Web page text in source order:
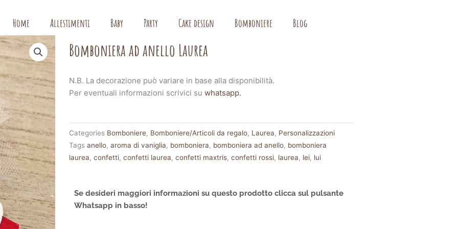
Home Allestimenti Baby Party Cake design Bomboniere Blog
Bomboniera ad anello Laurea
N.B. La decorazione può variare in base alla disponibilità.
Per eventuali informazioni scrivici suwhatsapp.
Categories Bomboniere, Bomboniere/Articoli da regalo, Laurea, Personalizzazioni
Tags anello,aroma di vaniglia, bomboniera, bomboniera ad anello, bomboniera
laurea,confetti,confetti laurea,confetti maxtris,confetti rossi, laurea, lei, lui
Se desideri maggiori informazioni su questo prodotto clicca sul pulsante
Whatsapp in basso!